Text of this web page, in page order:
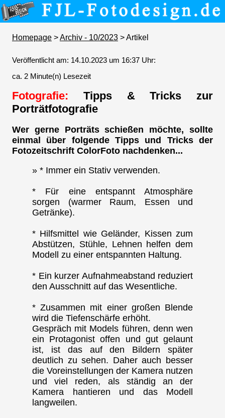
Homepage >Archiv - 10/2023 > Artikel
Veröffentlicht am: 14.10.2023 um 16:37 Uhr:
ca. 2 Minute(n) Lesezeit
Fotografie: Tipps & Tricks zur
Porträtfotografie
Wer gerne Porträts schießen möchte, sollte
einmal über folgende Tipps und Tricks der
Fotozeitschrift ColorFoto nachdenken...
» * Immer ein Stativ verwenden.
* Für eine entspannt Atmosphäre
sorgen (warmer Raum, Essen und
Getränke).
* Hilfsmittel wie Geländer, Kissen zum
Abstützen, Stühle, Lehnen helfen dem
Modell zu einer entspannten Haltung.
* Ein kurzer Aufnahmeabstand reduziert
den Ausschnitt auf das Wesentliche.
* Zusammen mit einer großen Blende
wird die Tiefenschärfe erhöht.
Gespräch mit Models führen, denn wen
ein Protagonist offen und gut gelaunt
ist, ist das auf den Bildern später
deutlich zu sehen. Daher auch besser
die Voreinstellungen der Kamera nutzen
und viel reden, als ständig an der
Kamera hantieren und das Modell
langweilen.